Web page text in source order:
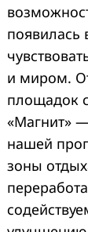
появилась
и миром.
площадок
«Магнит»
нашей
зоны